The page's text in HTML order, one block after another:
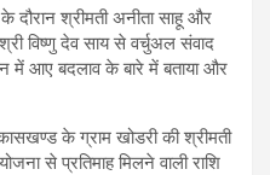
दौरान श्रीमती अनीता साहू और
विष्णु देव साय से वर्चुअल संवाद
में आए बदलाव के बारे में बताया और
के ग्राम खोडरी की श्रीमती
से प्रतिमाह मिलने वाली राशि